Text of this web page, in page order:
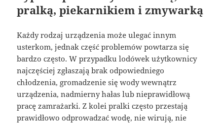
pralką, piekarnikiem i zmywarką
Każdy rodzaj urządzenia może ulegać innym
usterkom, jednak część problemów powtarza się
bardzo często. W przypadku lodówek użytkownicy
najczęściej zgłaszają brak odpowiedniego
chłodzenia, gromadzenie się wody wewnątrz
urządzenia, nadmierny hałas lub nieprawidłową
pracę zamrażarki. Z kolei pralki często przestają
prawidłowo odprowadzać wodę, nie wirują, nie